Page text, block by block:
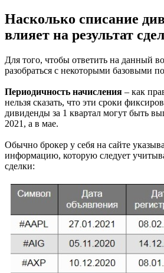
Насколько списание
влияет на результат
Для того, чтобы ответить на данный
разобраться с некоторыми базовыми
Периодичность начисления – как
нельзя сказать, что эти сроки
дивиденды за 1 квартал могут быть
2021, а в мае.
Обычно брокер у себя на сайте
информацию, которую следует
сделки: